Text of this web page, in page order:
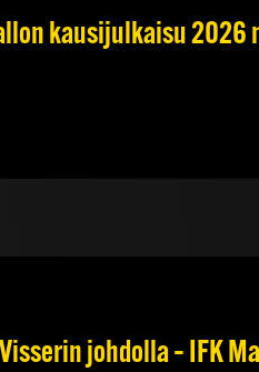
kausijulkaisu 2026
johdolla – IFK